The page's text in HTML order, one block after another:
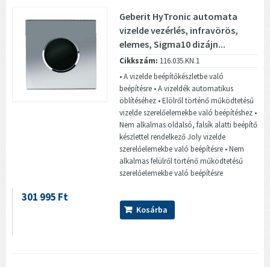
Geberit HyTronic automata
vizelde vezérlés, infravörös,
elemes, Sigma10 dizájn...
Cikkszám: 116.035.KN.1
• A vizelde beépítőkészletbe való
beépítésre • A vizeldék automatikus
öblítéséhez • Elölről történő működtetésű
vizelde szerelőelemekbe való beépítéshez •
Nem alkalmas oldalsó, falsík alatti beépítő
készlettel rendelkező Joly vizelde
szerelőelemekbe való beépítésre • Nem
alkalmas felülről történő működtetésű
szerelőelemekbe való beépítésre
301 995 Ft
Kosárba